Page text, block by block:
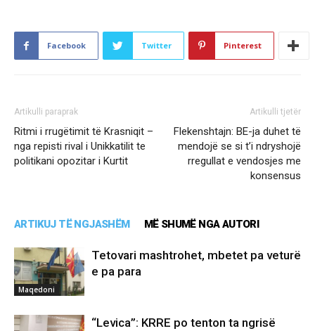
Facebook Twitter Pinterest
Artikulli paraprak
Ritmi i rrugëtimit të Krasniqit –
nga repisti rival i Unikkatilit te
politikani opozitar i Kurtit
Artikulli tjetër
Flekenshtajn: BE-ja duhet të
mendojë se si t’i ndryshojë
rregullat e vendosjes me
konsensus
ARTIKUJ TË NGJASHËM MË SHUMË NGA AUTORI
Maqedoni
Tetovari mashtrohet, mbetet pa veturë
e pa para
“Levica”: KRRE po tenton ta ngrisë